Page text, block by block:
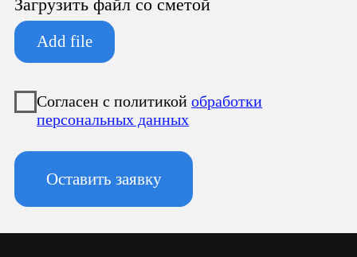
Юридический адрес:
196247, Санкт-Петербург г, вн.тер.г.
офис А-1, комната 2
Фактический адрес:
196247, Санкт-Петербург г, вн.тер.г.
муниципальный округ Новоизмайловское, пл.
Конституции, д. 3, к. 2, литера А, помещ. 135-Н
офис А-1, комната 2
Реквизиты: